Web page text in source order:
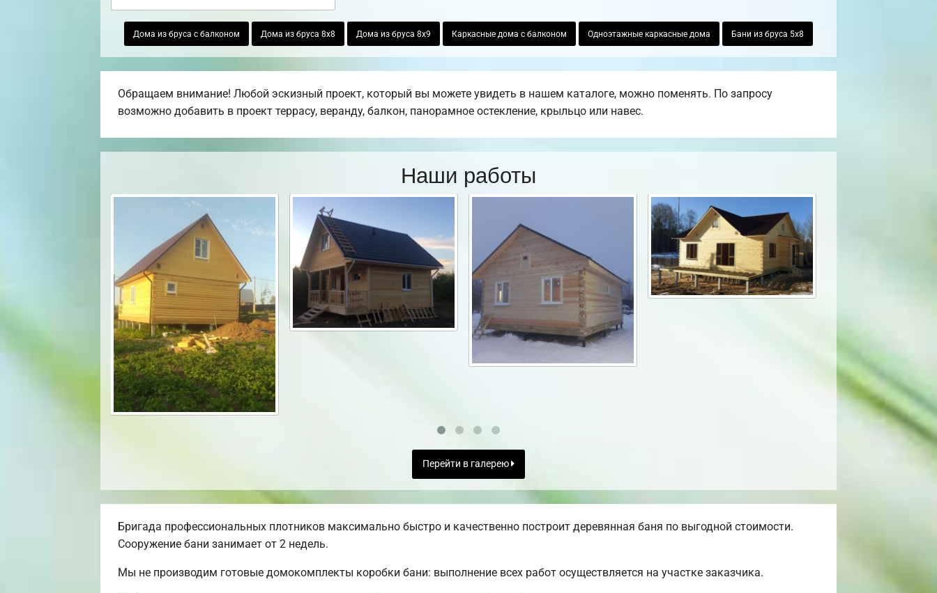
Дома из бруса с балконом Дома из бруса 8х8 Дома из бруса 8х9 Каркасные дома с балконом Одноэтажные каркасные дома Бани из бруса 5х8
Обращаем внимание! Любой эскизный проект, который вы можете увидеть в нашем каталоге, можно поменять. По запросу
возможно добавить в проект террасу, веранду, балкон, панорамное остекление, крыльцо или навес.
Наши работы
Перейти в галерею
Бригада профессиональных плотников максимально быстро и качественно построит деревянная баня по выгодной стоимости.
Сооружение бани занимает от 2 недель.
Мы не производим готовые домокомплекты коробки бани: выполнение всех работ осуществляется на участке заказчика.